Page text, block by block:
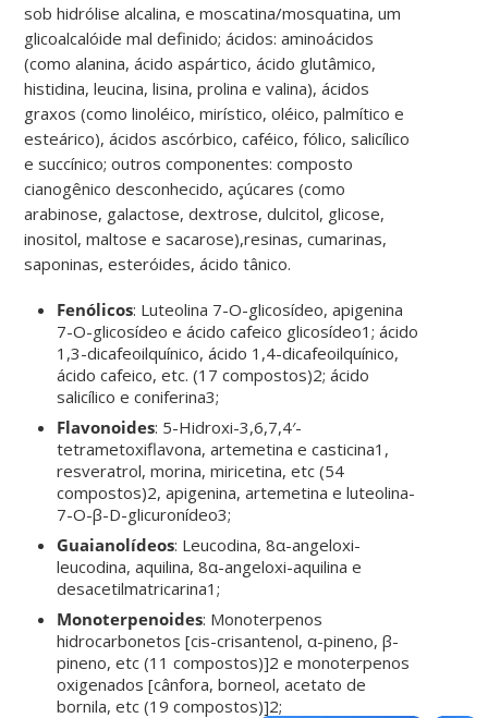
sob hidrólise alcalina, e moscatina/mosquatina, um
glicoalcalóide mal definido; ácidos: aminoácidos
(como alanina, ácido aspártico, ácido glutâmico,
histidina, leucina, lisina, prolina e valina), ácidos
graxos (como linoléico, mirístico, oléico, palmítico e
esteárico), ácidos ascórbico, caféico, fólico, salicílico
e succínico; outros componentes: composto
cianogênico desconhecido, açúcares (como
arabinose, galactose, dextrose, dulcitol, glicose,
inositol, maltose e sacarose),resinas, cumarinas,
saponinas, esteróides, ácido tânico.
Fenólicos: Luteolina 7-O-glicosídeo, apigenina
7-O-glicosídeo e ácido cafeico glicosídeo1; ácido
1,3-dicafeoilquínico, ácido 1,4-dicafeoilquínico,
ácido cafeico, etc. (17 compostos)2; ácido
salicílico e coniferina3;
Flavonoides: 5-Hidroxi-3,6,7,4′-
tetrametoxiflavona, artemetina e casticina1,
resveratrol, morina, miricetina, etc (54
compostos)2, apigenina, artemetina e luteolina-
7-O-β-D-glicuronídeo3;
Guaianolídeos: Leucodina, 8α-angeloxi-
leucodina, aquilina, 8α-angeloxi-aquilina e
desacetilmatricarina1;
Monoterpenoides: Monoterpenos
hidrocarbonetos [cis-crisantenol, α-pineno, β-
pineno, etc (11 compostos)]2 e monoterpenos
oxigenados [cânfora, borneol, acetato de
bornila, etc (19 compostos)]2;